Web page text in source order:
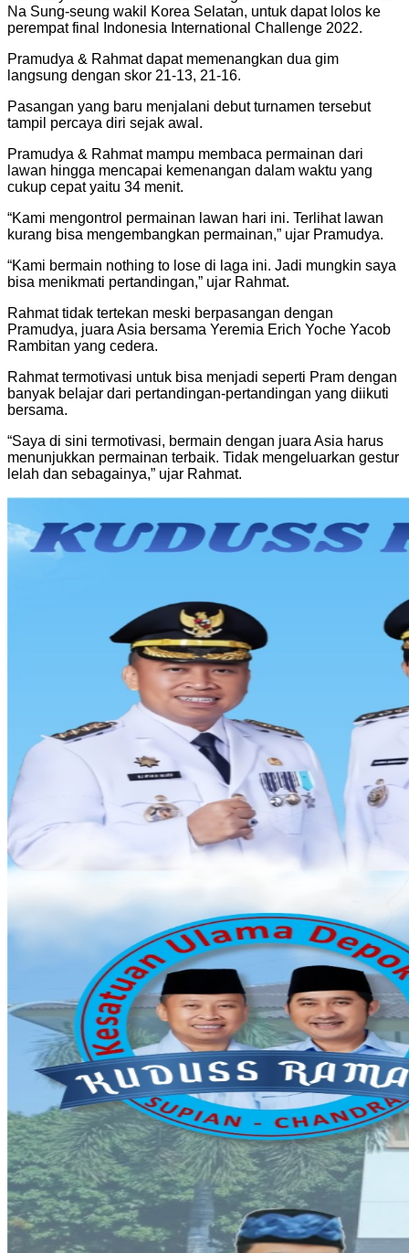
Na Sung-seung wakil Korea Selatan, untuk dapat lolos ke
perempat final Indonesia International Challenge 2022.
Pramudya & Rahmat dapat memenangkan dua gim
langsung dengan skor 21-13, 21-16.
Pasangan yang baru menjalani debut turnamen tersebut
tampil percaya diri sejak awal.
Pramudya & Rahmat mampu membaca permainan dari
lawan hingga mencapai kemenangan dalam waktu yang
cukup cepat yaitu 34 menit.
“Kami mengontrol permainan lawan hari ini. Terlihat lawan
kurang bisa mengembangkan permainan,” ujar Pramudya.
“Kami bermain nothing to lose di laga ini. Jadi mungkin saya
bisa menikmati pertandingan,” ujar Rahmat.
Rahmat tidak tertekan meski berpasangan dengan
Pramudya, juara Asia bersama Yeremia Erich Yoche Yacob
Rambitan yang cedera.
Rahmat termotivasi untuk bisa menjadi seperti Pram dengan
banyak belajar dari pertandingan-pertandingan yang diikuti
bersama.
“Saya di sini termotivasi, bermain dengan juara Asia harus
menunjukkan permainan terbaik. Tidak mengeluarkan gestur
lelah dan sebagainya,” ujar Rahmat.